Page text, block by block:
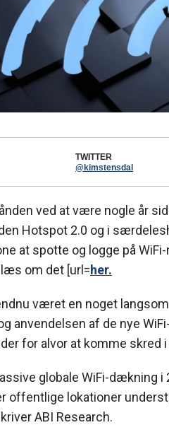
TWITTER
@kimstensdal
ved at være nogle år
Hotspot 2.0 og i
at spotte og logge på
om det [url=her.
været en noget
anvendelsen af de nye
for alvor at komme skred
globale WiFi-dækning i
offentlige lokationer
ABI Research.